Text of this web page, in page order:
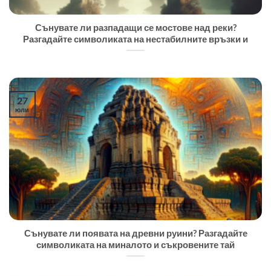
Сънувате ли разпадащи се мостове над реки?
Разгадайте символиката на нестабилните връзки и
Сънувате ли появата на древни руини? Разгадайте
символиката на миналото и съкровените тай
27
юли